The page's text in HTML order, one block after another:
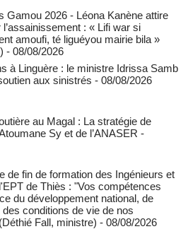
Gamou 2026 - Léona Kanène attire
l’assainissement : « Lifi war si
amoufi, té liguéyou mairie bila »
- 08/08/2026
à Linguère : le ministre Idrissa Samb
aux sinistrés - 08/08/2026
au Magal : La stratégie de
Sy et de l’ANASER -
de fin de formation des Ingénieurs et
de Thiès : "Vos compétences
du développement national, de
des conditions de vie de nos
Fall, ministre) - 08/08/2026